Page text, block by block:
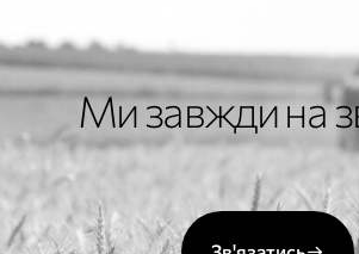
Ми завжди на